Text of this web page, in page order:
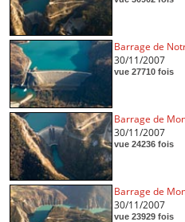
Barrage de
30/11/2007
vue 27710 fois
Barrage de
30/11/2007
vue 24236 fois
Barrage de
30/11/2007
vue 23929 fois